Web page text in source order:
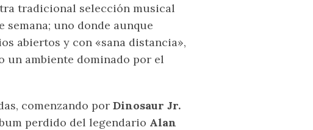
tradicional selección musical
semana; uno donde aunque
abiertos y con «sana distancia»,
un ambiente dominado por el
comenzando por Dinosaur Jr.
perdido del legendario Alan